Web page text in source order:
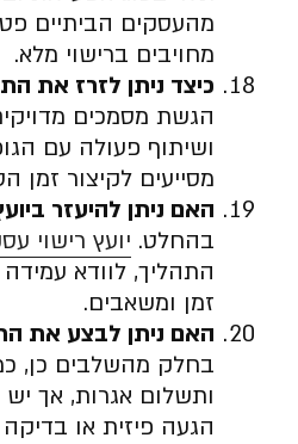
מהעסקים הביתיים
מחויבים ברישוי מלא.
כיצד ניתן לזרז את
הגשת מסמכים
ושיתוף פעולה עם
מסייעים לקיצור זמן
האם ניתן להיעזר
בהחלט. יועץ רישוי
התהליך, לוודא
זמן ומשאבים.
האם ניתן לבצע את
בחלק מהשלבים כן,
ותשלום אגרות, אך
הגעה פיזית או